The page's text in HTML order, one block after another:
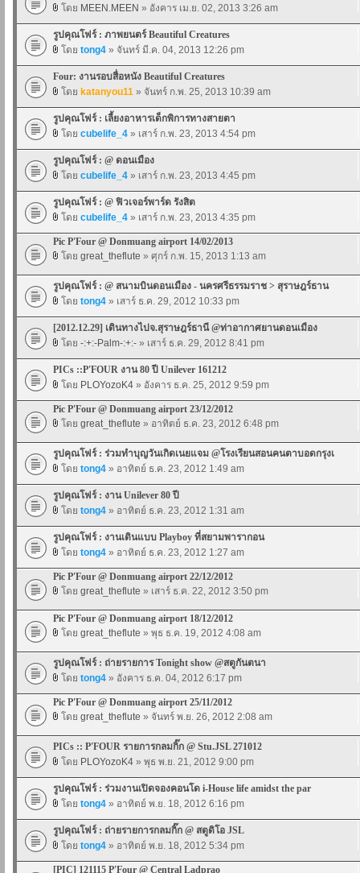
โดย MEEN.MEEN » อังคาร เม.ย. 02, 2013 3:26 am
รูปคุณโฟร์ : ภาพยนตร์ Beautiful Creatures
โดย tong4 » จันทร์ มี.ค. 04, 2013 12:26 pm
Four: งานรอบสื่อหนัง Beautiful Creatures
โดย katanyou11 » จันทร์ ก.พ. 25, 2013 10:39 am
รูปคุณโฟร์ : เลี้ยงอาหารเด็กพิการทางสายตา
โดย cubelife_4 » เสาร์ ก.พ. 23, 2013 4:54 pm
รูปคุณโฟร์ : @ ดอนเมือง
โดย cubelife_4 » เสาร์ ก.พ. 23, 2013 4:45 pm
รูปคุณโฟร์ : @ ฟิวเจอร์พาร์ด รังสิต
โดย cubelife_4 » เสาร์ ก.พ. 23, 2013 4:35 pm
Pic P'Four @ Donmuang airport 14/02/2013
โดย great_theflute » ศุกร์ ก.พ. 15, 2013 1:13 am
รูปคุณโฟร์ : @ สนามบินดอนเมือง - นครศรีธรรมราช > สุราษฎร์ธาน
โดย tong4 » เสาร์ ธ.ค. 29, 2012 10:33 pm
[2012.12.29] เดินทางไปจ.สุราษฎร์ธานี @ท่าอากาศยานดอนเมือง
โดย -:+:-Palm-:+:- » เสาร์ ธ.ค. 29, 2012 8:41 pm
PICs ::P'FOUR งาน 80 ปี Unilever 161212
โดย PLOYozoK4 » อังคาร ธ.ค. 25, 2012 9:59 pm
Pic P'Four @ Donmuang airport 23/12/2012
โดย great_theflute » อาทิตย์ ธ.ค. 23, 2012 6:48 pm
รูปคุณโฟร์ : ร่วมทำบุญวันเกิดเนยแจม @โรงเรียนสอนคนตาบอดกรุงเ
โดย tong4 » อาทิตย์ ธ.ค. 23, 2012 1:49 am
รูปคุณโฟร์ : งาน Unilever 80 ปี
โดย tong4 » อาทิตย์ ธ.ค. 23, 2012 1:31 am
รูปคุณโฟร์ : งานเดินแบบ Playboy ที่สยามพารากอน
โดย tong4 » อาทิตย์ ธ.ค. 23, 2012 1:27 am
Pic P'Four @ Donmuang airport 22/12/2012
โดย great_theflute » เสาร์ ธ.ค. 22, 2012 3:50 pm
Pic P'Four @ Donmuang airport 18/12/2012
โดย great_theflute » พุธ ธ.ค. 19, 2012 4:08 am
รูปคุณโฟร์ : ถ่ายรายการ Tonight show @สตูกันตนา
โดย tong4 » อังคาร ธ.ค. 04, 2012 6:17 pm
Pic P'Four @ Donmuang airport 25/11/2012
โดย great_theflute » จันทร์ พ.ย. 26, 2012 2:08 am
PICs :: P'FOUR รายการกลมกิ๊ก @ Stu.JSL 271012
โดย PLOYozoK4 » พุธ พ.ย. 21, 2012 9:00 pm
รูปคุณโฟร์ : ร่วมงานเปิดจองคอนโด i-House life amidst the par
โดย tong4 » อาทิตย์ พ.ย. 18, 2012 6:16 pm
รูปคุณโฟร์ : ถ่ายรายการกลมกิ๊ก @ สตูดิโอ JSL
โดย tong4 » อาทิตย์ พ.ย. 18, 2012 5:34 pm
[PIC] 121115 P'Four @ Central Ladprao